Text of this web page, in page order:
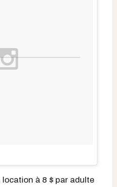
à 8 $ par adulte